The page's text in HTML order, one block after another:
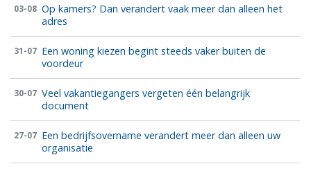
03-08 Op kamers? Dan verandert vaak meer dan alleen het
adres
31-07 Een woning kiezen begint steeds vaker buiten de
voordeur
30-07 Veel vakantiegangers vergeten één belangrijk
document
27-07 Een bedrijfsovername verandert meer dan alleen uw
organisatie